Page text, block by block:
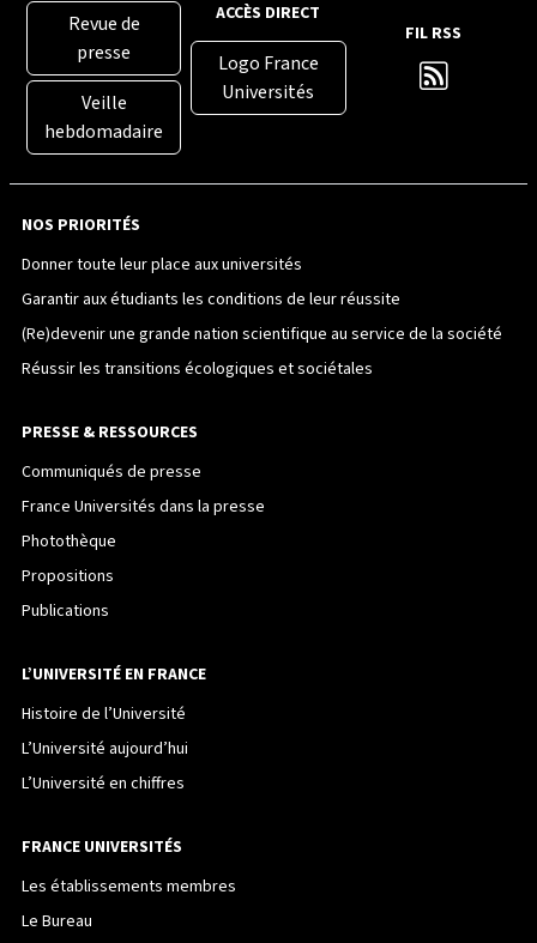
Revue de
presse
Veille
hebdomadaire
ACCÈS DIRECT
Logo France
Universités
FIL RSS
NOS PRIORITÉS
Donner toute leur place aux universités
Garantir aux étudiants les conditions de leur réussite
(Re)devenir une grande nation scientifique au service de la société
Réussir les transitions écologiques et sociétales
PRESSE & RESSOURCES
Communiqués de presse
France Universités dans la presse
Photothèque
Propositions
Publications
L’UNIVERSITÉ EN FRANCE
Histoire de l’Université
L’Université aujourd’hui
L’Université en chiffres
FRANCE UNIVERSITÉS
Les établissements membres
Le Bureau